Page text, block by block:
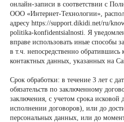
онлайн-записи в соответствии с
ООО «Интернет-Технологии»,
адресу https://support.dikidi.net/ru/
politika-konfidentsialnosti. Я
вправе использовать иные способы
в т.ч. непосредственно
контактных данных, указанных на
Срок обработки: в течение 3 лет с
обязательств по заключенному
заключения, с учетом срока исковой
исполнении договоров), или до
персональных данных, или до